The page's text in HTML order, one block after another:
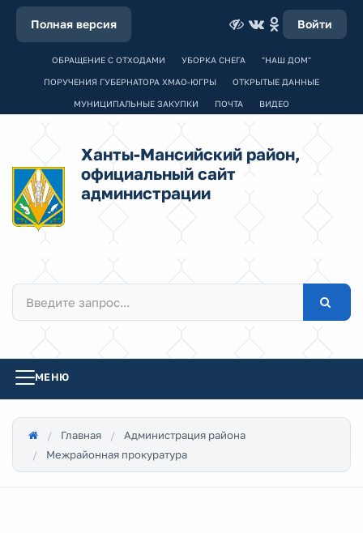
Полная версия Войти
ОБРАЩЕНИЕ С ОТХОДАМИ УБОРКА СНЕГА "НАШ ДОМ"
ПОРУЧЕНИЯ ГУБЕРНАТОРА ХМАО-ЮГРЫ ОТКРЫТЫЕ ДАННЫЕ
МУНИЦИПАЛЬНЫЕ ЗАКУПКИ ПОЧТА ВИДЕО
Ханты-Мансийский район,
официальный сайт
администрации
МЕНЮ
Главная
Администрация района
Межрайонная прокуратура